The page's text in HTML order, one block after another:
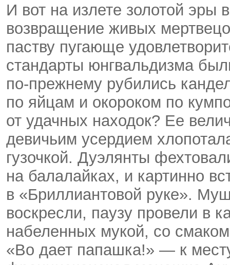
И вот на излете золотой эры
возвращение живых
паству пугающе
стандарты юнгвальдизма
по-прежнему рубились
по яйцам и окороком по
от удачных находок? Ее
девичьим усердием
гузочкой. Дуэлянты
на балалайках, и картинно
в «Бриллиантовой руке».
воскресли, паузу провели в
набеленных мукой, со
«Во дает папашка!» — к